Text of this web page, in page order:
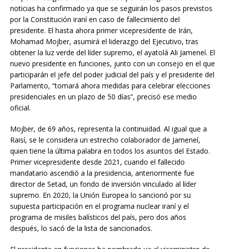
noticias ha confirmado ya que se seguirán los pasos previstos
por la Constitución iraní en caso de fallecimiento del
presidente. El hasta ahora primer vicepresidente de Irán,
Mohamad Mojber, asumirá el liderazgo del Ejecutivo, tras
obtener la luz verde del líder supremo, el ayatolá Ali Jameneí. El
nuevo presidente en funciones, junto con un consejo en el que
participarán el jefe del poder judicial del país y el presidente del
Parlamento, “tomará ahora medidas para celebrar elecciones
presidenciales en un plazo de 50 días”, precisó ese medio
oficial.
Mojber, de 69 años, representa la continuidad. Al igual que a
Raisí, se le considera un estrecho colaborador de Jameneí,
quien tiene la última palabra en todos los asuntos del Estado.
Primer vicepresidente desde 2021, cuando el fallecido
mandatario ascendió a la presidencia, anteriormente fue
director de Setad, un fondo de inversión vinculado al líder
supremo. En 2020, la Unión Europea lo sancionó por su
supuesta participación en el programa nuclear iraní y el
programa de misiles balísticos del país, pero dos años
después, lo sacó de la lista de sancionados.